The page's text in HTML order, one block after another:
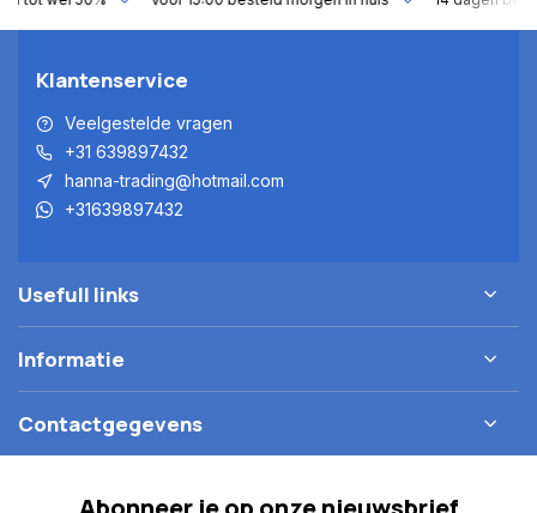
Klantenservice
Veelgestelde vragen
+31 639897432
hanna-trading@hotmail.com
+31639897432
Usefull links
Informatie
Contactgegevens